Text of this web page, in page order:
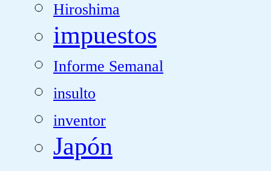
Hiroshima
impuestos
Informe Semanal
insulto
inventor
Japón